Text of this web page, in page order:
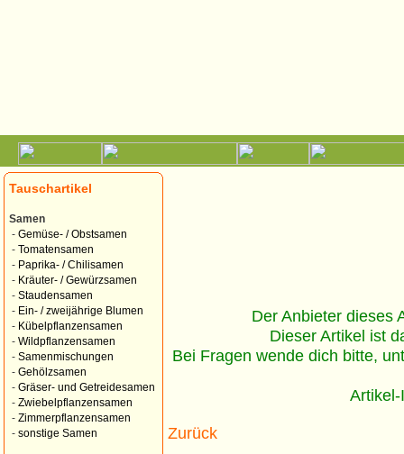
Tauschartikel
Samen
- Gemüse- / Obstsamen
- Tomatensamen
- Paprika- / Chilisamen
- Kräuter- / Gewürzsamen
- Staudensamen
- Ein- / zweijährige Blumen
- Kübelpflanzensamen
- Wildpflanzensamen
- Samenmischungen
- Gehölzsamen
- Gräser- und Getreidesamen
- Zwiebelpflanzensamen
- Zimmerpflanzensamen
- sonstige Samen
Der Anbieter dieses
Dieser Artikel ist
Bei Fragen wende dich bitte,
Zurück